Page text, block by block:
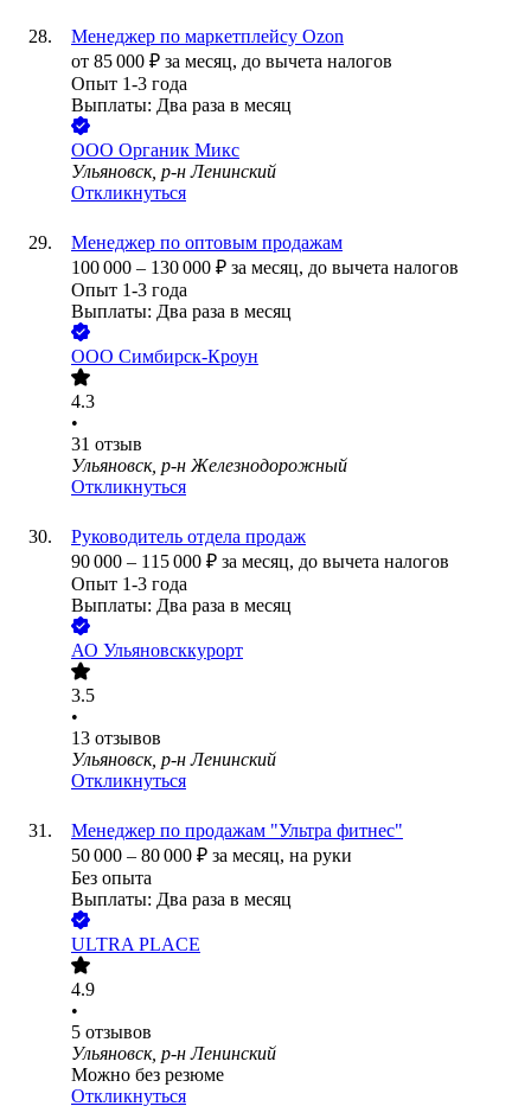
Менеджер по маркетплейсу Ozon
от 85 000 ₽ за месяц, до вычета налогов
Опыт 1-3 года
Выплаты: Два раза в месяц
ООО Органик Микс
Ульяновск, р-н Ленинский
Откликнуться
Менеджер по оптовым продажам
100 000 – 130 000 ₽ за месяц, до вычета налогов
Опыт 1-3 года
Выплаты: Два раза в месяц
ООО Симбирск-Кроун
4.3
•
31 отзыв
Ульяновск, р-н Железнодорожный
Откликнуться
Руководитель отдела продаж
90 000 – 115 000 ₽ за месяц, до вычета налогов
Опыт 1-3 года
Выплаты: Два раза в месяц
АО Ульяновсккурорт
3.5
•
13 отзывов
Ульяновск, р-н Ленинский
Откликнуться
Менеджер по продажам "Ультра фитнес"
50 000 – 80 000 ₽ за месяц, на руки
Без опыта
Выплаты: Два раза в месяц
ULTRA PLACE
4.9
•
5 отзывов
Ульяновск, р-н Ленинский
Можно без резюме
Откликнуться